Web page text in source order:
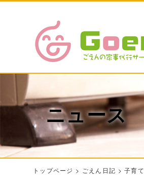
ニュース
トップページ > ごえん日記 >子育て